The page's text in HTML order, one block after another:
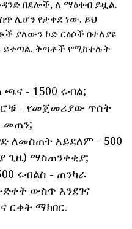
በደሎች, ለ ማዕቀብ ይዟል.
ሊሆን የታቀደ ነው. ይህ
ያለውን ኮድ ርዕሶች በተለያዩ
ይቀጣል. ቅጣቶች የሚከተሉት
- 1500 ሩብል;
- የመጀመሪያው ጥሰት
መጠን;
ለመስጠት አይደለም - 500
ጊዜ) ማስጠንቀቂያ;
ሩብልስ - ጠንካራ
ውስጥ እንደገና
ርቀት ማክበር.